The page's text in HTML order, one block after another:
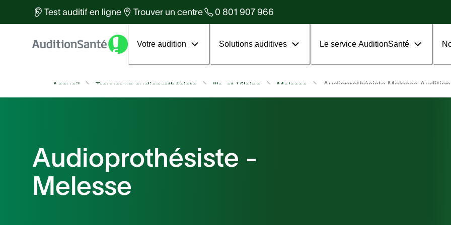
Test auditif en ligne Trouver un centre 0 801 907 966
Votre audition Solutions auditives Le service AuditionSanté
Des équipes d'experts à votre
services
Votre 1er rendez-vous
Audioprothésiste Melesse
Melesse
Ille-et-Vilaine
Trouver un audioprothésiste
Accueil
Audioprothésiste -
Melesse